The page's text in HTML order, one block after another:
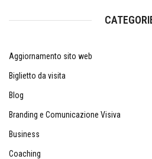
Aggiornamento sito web
Biglietto da visita
Blog
Branding e Comunicazione Visiva
Business
Coaching